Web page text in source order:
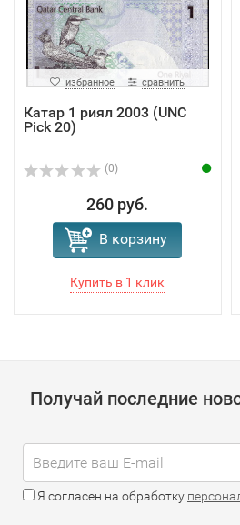
избранное сравнить
Катар 1 риял 2003 (UNC
Pick 20)
(0)
260 руб.
В корзину
Получай последние
Я согласен на обработку